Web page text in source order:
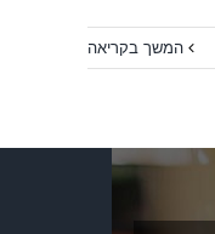
המשך בקריאה